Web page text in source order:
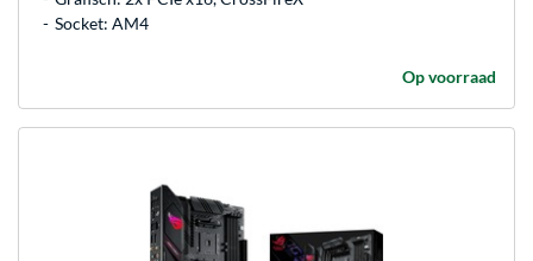
Socket: AM4
Op voorraad